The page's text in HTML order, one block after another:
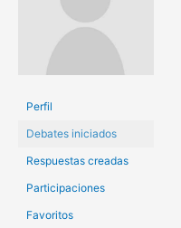
Perfil
Debates iniciados
Respuestas creadas
Participaciones
Favoritos